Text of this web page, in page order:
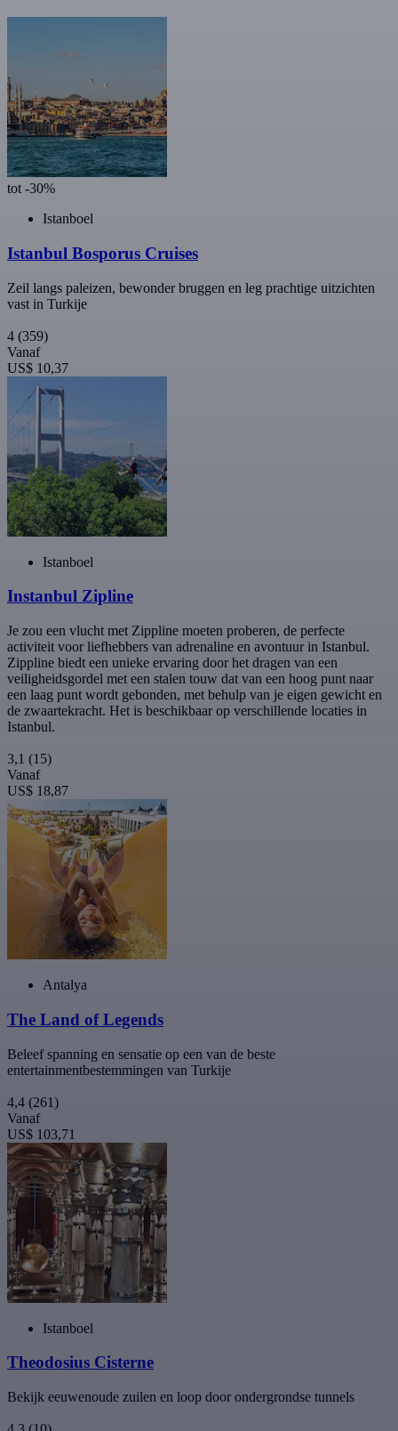
tot -30%
Istanboel
Istanbul Bosporus Cruises
Zeil langs paleizen, bewonder bruggen en leg prachtige uitzichten
vast in Turkije
4 (359)
Vanaf
US$ 10,37
Istanboel
Instanbul Zipline
Je zou een vlucht met Zippline moeten proberen, de perfecte
activiteit voor liefhebbers van adrenaline en avontuur in Istanbul.
Zippline biedt een unieke ervaring door het dragen van een
veiligheidsgordel met een stalen touw dat van een hoog punt naar
een laag punt wordt gebonden, met behulp van je eigen gewicht en
de zwaartekracht. Het is beschikbaar op verschillende locaties in
Istanbul.
3,1 (15)
Vanaf
US$ 18,87
Antalya
The Land of Legends
Beleef spanning en sensatie op een van de beste
entertainmentbestemmingen van Turkije
4,4 (261)
Vanaf
US$ 103,71
Istanboel
Theodosius Cisterne
Bekijk eeuwenoude zuilen en loop door ondergrondse tunnels